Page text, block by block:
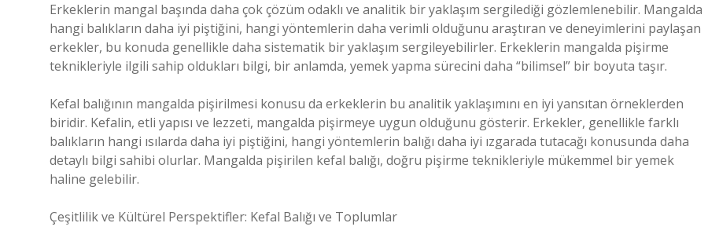
Erkeklerin mangal başında daha çok çözüm odaklı ve analitik bir yaklaşım sergilediği gözlemlenebilir. Mangalda
hangi balıkların daha iyi piştiğini, hangi yöntemlerin daha verimli olduğunu araştıran ve deneyimlerini paylaşan
erkekler, bu konuda genellikle daha sistematik bir yaklaşım sergileyebilirler. Erkeklerin mangalda pişirme
teknikleriyle ilgili sahip oldukları bilgi, bir anlamda, yemek yapma sürecini daha “bilimsel” bir boyuta taşır.
Kefal balığının mangalda pişirilmesi konusu da erkeklerin bu analitik yaklaşımını en iyi yansıtan örneklerden
biridir. Kefalin, etli yapısı ve lezzeti, mangalda pişirmeye uygun olduğunu gösterir. Erkekler, genellikle farklı
balıkların hangi ısılarda daha iyi piştiğini, hangi yöntemlerin balığı daha iyi ızgarada tutacağı konusunda daha
detaylı bilgi sahibi olurlar. Mangalda pişirilen kefal balığı, doğru pişirme teknikleriyle mükemmel bir yemek
haline gelebilir.
Çeşitlilik ve Kültürel Perspektifler: Kefal Balığı ve Toplumlar